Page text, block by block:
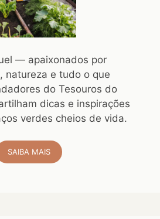
— apaixonados por
natureza e tudo o que
do Tesouros do
dicas e inspirações
verdes cheios de vida.
SAIBA MAIS